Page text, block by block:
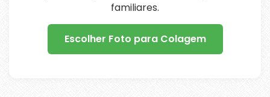
familiares.
Escolher Foto para Colagem